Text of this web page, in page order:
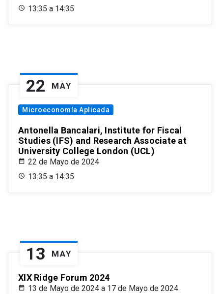
13:35 a 14:35
22 MAY
Microeconomía Aplicada
Antonella Bancalari, Institute for Fiscal
Studies (IFS) and Research Associate at
University College London (UCL)
22 de Mayo de 2024
13:35 a 14:35
13 MAY
XIX Ridge Forum 2024
13 de Mayo de 2024 a 17 de Mayo de 2024